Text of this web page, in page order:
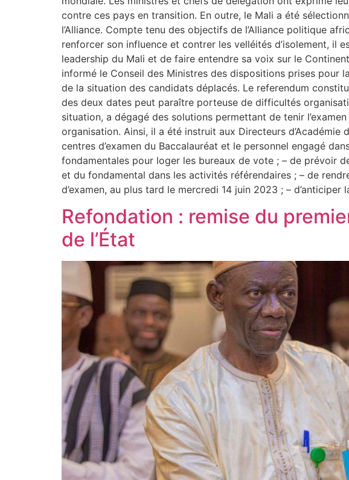
contre ces pays en transition. En outre, le Mali a été
l’Alliance. Compte tenu des objectifs de l’Alliance politique
renforcer son influence et contrer les velléités d’isolement, il
leadership du Mali et de faire entendre sa voix sur le
informé le Conseil des Ministres des dispositions prises pour
de la situation des candidats déplacés. Le referendum
des deux dates peut paraître porteuse de difficultés
situation, a dégagé des solutions permettant de tenir
organisation. Ainsi, il a été instruit aux Directeurs d’Académie
centres d’examen du Baccalauréat et le personnel engagé
fondamentales pour loger les bureaux de vote ; – de prévoir
et du fondamental dans les activités référendaires ; – de
d’examen, au plus tard le mercredi 14 juin 2023 ; – d’anticiper
Refondation : remise du
de l’État